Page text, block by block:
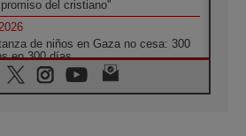
del cristiano"
de niños en Gaza no cesa: 300
en 300 días
guerra desfigura el mundo, solo la